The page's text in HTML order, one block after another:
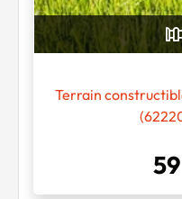
Terrain